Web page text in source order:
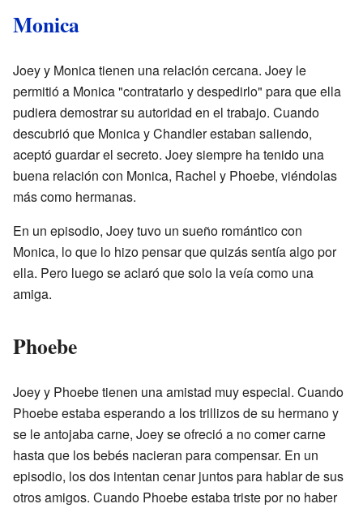
Monica
Joey y Monica tienen una relación cercana. Joey le
permitió a Monica "contratarlo y despedirlo" para que ella
pudiera demostrar su autoridad en el trabajo. Cuando
descubrió que Monica y Chandler estaban saliendo,
aceptó guardar el secreto. Joey siempre ha tenido una
buena relación con Monica, Rachel y Phoebe, viéndolas
más como hermanas.
En un episodio, Joey tuvo un sueño romántico con
Monica, lo que lo hizo pensar que quizás sentía algo por
ella. Pero luego se aclaró que solo la veía como una
amiga.
Phoebe
Joey y Phoebe tienen una amistad muy especial. Cuando
Phoebe estaba esperando a los trillizos de su hermano y
se le antojaba carne, Joey se ofreció a no comer carne
hasta que los bebés nacieran para compensar. En un
episodio, los dos intentan cenar juntos para hablar de sus
otros amigos. Cuando Phoebe estaba triste por no haber